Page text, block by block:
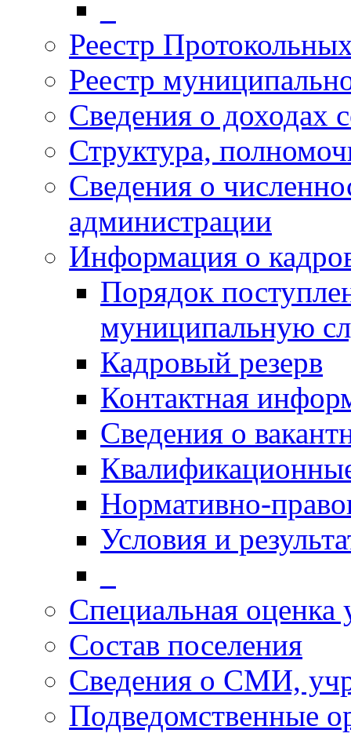
Реестр
Реестр
Сведения о доходах
Структура,
Сведения о
администрации
Информация о
Порядок
муниципальную
Кадровый резерв
Контактная
Сведения о
Нормативно-
Условия и
Специальная оценка
Состав поселения
Сведения о СМИ,
Подведомственные